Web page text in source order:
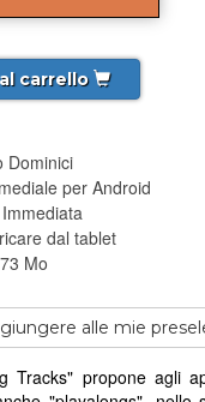
carrello
Dominici
per Android
Immediata
dal tablet
Mo
alle mie
Tracks" propone agli